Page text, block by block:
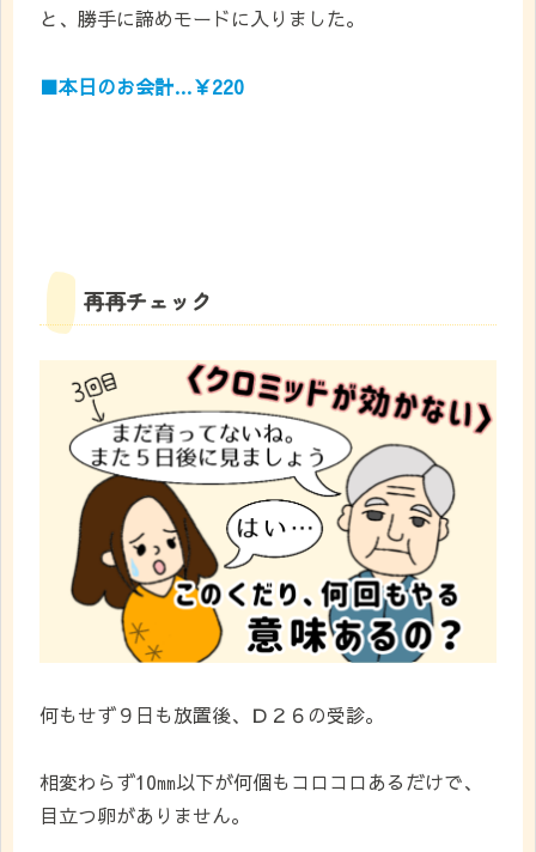
と、勝手に諦めモードに入りました。
■本日のお会計…￥220
再再チェック
何もせず９日も放置後、Ｄ２６の受診。
相変わらず10㎜以下が何個もコロコロあるだけで、
目立つ卵がありません。